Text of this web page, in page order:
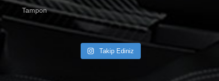
Tampon
Takip Ediniz